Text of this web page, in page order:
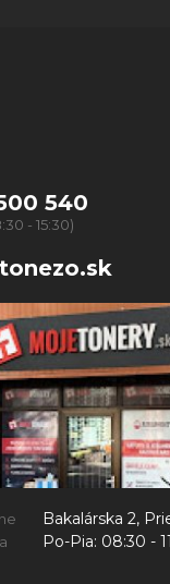
540
- 15:30)
Bakalárska 2,
Po-Pia: 08:30 -